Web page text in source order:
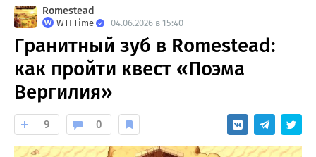
Romestead
WTFTime 04.06.2026 в 15:40
Гранитный зуб в Romestead:
как пройти квест «Поэма
Вергилия»
9 0